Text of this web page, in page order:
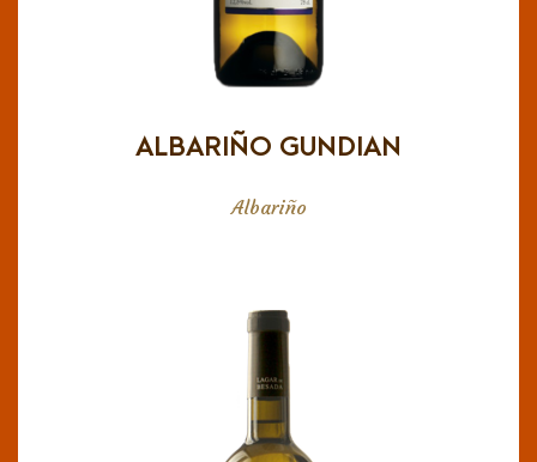
ALBARIÑO GUNDIAN
Albariño
Albariño
con una acidez bien
compensada, lo que lo hace ser goloso,
envolvente y glicérico.